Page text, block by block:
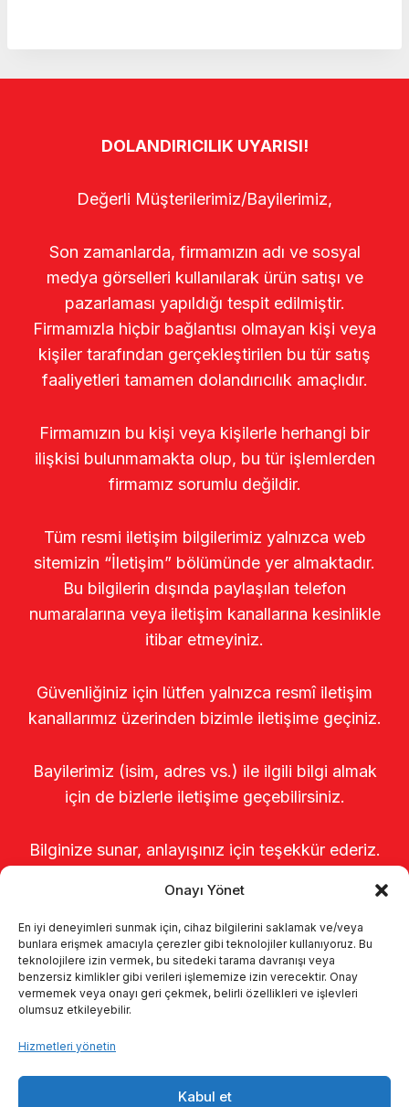
Onayı Yönet
En iyi deneyimleri sunmak için, cihaz bilgilerini saklamak ve/veya
bunlara erişmek amacıyla çerezler gibi teknolojiler kullanıyoruz. Bu
teknolojilere izin vermek, bu sitedeki tarama davranışı veya
benzersiz kimlikler gibi verileri işlememize izin verecektir. Onay
vermemek veya onayı geri çekmek, belirli özellikleri ve işlevleri
olumsuz etkileyebilir.
Hizmetleri yönetin
Kabul et
DOLANDIRICILIK UYARISI!
Değerli Müşterilerimiz/Bayilerimiz,
Son zamanlarda, firmamızın adı ve sosyal
medya görselleri kullanılarak ürün satışı ve
pazarlaması yapıldığı tespit edilmiştir.
Firmamızla hiçbir bağlantısı olmayan kişi veya
kişiler tarafından gerçekleştirilen bu tür satış
faaliyetleri tamamen dolandırıcılık amaçlıdır.
Firmamızın bu kişi veya kişilerle herhangi bir
ilişkisi bulunmamakta olup, bu tür işlemlerden
firmamız sorumlu değildir.
Tüm resmi iletişim bilgilerimiz yalnızca web
sitemizin “İletişim” bölümünde yer almaktadır.
Bu bilgilerin dışında paylaşılan telefon
numaralarına veya iletişim kanallarına kesinlikle
itibar etmeyiniz.
Güvenliğiniz için lütfen yalnızca resmî iletişim
kanallarımız üzerinden bizimle iletişime geçiniz.
Bayilerimiz (isim, adres vs.) ile ilgili bilgi almak
için de bizlerle iletişime geçebilirsiniz.
Bilginize sunar, anlayışınız için teşekkür ederiz.
Kalite politikamız